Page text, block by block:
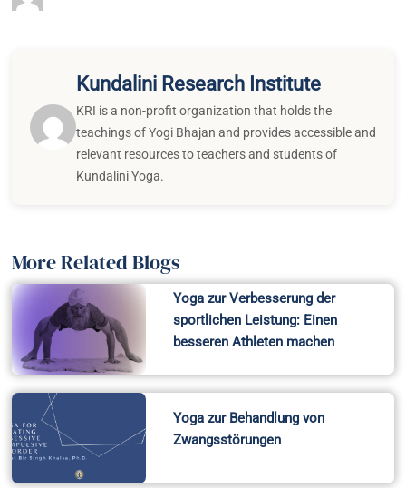
Kundalini Research Institute
KRI is a non-profit organization that holds the
teachings of Yogi Bhajan and provides accessible and
relevant resources to teachers and students of
Kundalini Yoga.
More Related Blogs
Yoga zur Verbesserung der
sportlichen Leistung: Einen
besseren Athleten machen
Yoga zur Behandlung von
Zwangsstörungen